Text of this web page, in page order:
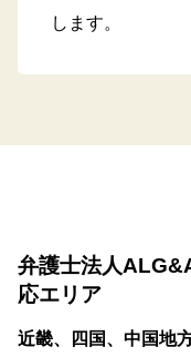
します。
弁護士法人
応エリア
近畿、四国、中国地